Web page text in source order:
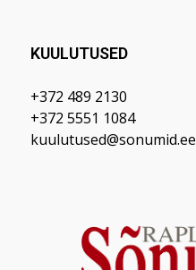
KUULUTUSED
+372 489 2130
+372 5551 1084
kuulutused@sonumid.ee